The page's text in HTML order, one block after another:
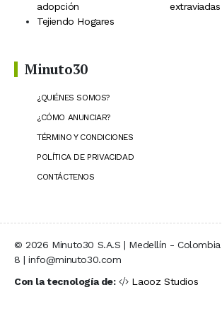
adopción
extraviadas
Tejiendo Hogares
Minuto30
¿QUIÉNES SOMOS?
¿CÓMO ANUNCIAR?
TÉRMINO Y CONDICIONES
POLÍTICA DE PRIVACIDAD
CONTÁCTENOS
© 2026 Minuto30 S.A.S | Medellín -
8 | info@minuto30.com
Con la tecnología de:
Laooz Studios